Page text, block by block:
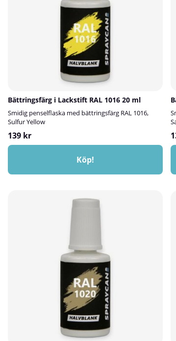
Bättringsfärg i Lackstift RAL 1016 20 ml
Smidig penselflaska med bättringsfärg RAL 1016,
Sulfur Yellow
139 kr
Köp!